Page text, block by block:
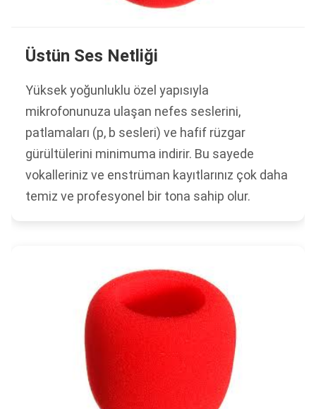
Üstün Ses Netliği
Yüksek yoğunluklu özel yapısıyla
mikrofonunuza ulaşan nefes seslerini,
patlamaları (p, b sesleri) ve hafif rüzgar
gürültülerini minimuma indirir. Bu sayede
vokalleriniz ve enstrüman kayıtlarınız çok daha
temiz ve profesyonel bir tona sahip olur.